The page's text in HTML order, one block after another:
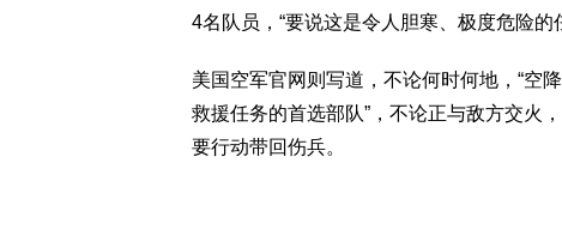
4名队员，“要说这是令人胆寒、极度危险的
美国空军官网则写道，不论何时何地，“空
救援任务的首选部队”，不论正与敌方交火
要行动带回伤兵。